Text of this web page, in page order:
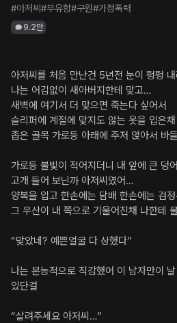
#아저씨#부유함#구원#가정폭력
9.2만
아저씨를 처음 만난건 5년전 눈이 펑펑
나는 어김없이 새아버지한테 맞고…
새벽에 여기서 더 맞으면 죽는다 싶어서
슬리퍼에 계절에 맞지도 않는 옷을 입은
좁은 골목 가로등 아래에 주저 앉아서 바
가로등 불빛이 적어지더니 내 앞에 큰 덩
고개 들어 보닌까 아저씨였어…
양복을 입고 한손에는 담배 한손에는 검
그 우산이 내 쪽으로 기울어진채 나한테
“맞았네? 예쁜얼굴 다 상했다”
나는 본능적으로 직감했어 이 남자만이
있단걸
“살려주세요 아저씨…”